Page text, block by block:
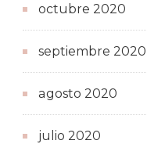
octubre 2020
septiembre 2020
agosto 2020
julio 2020